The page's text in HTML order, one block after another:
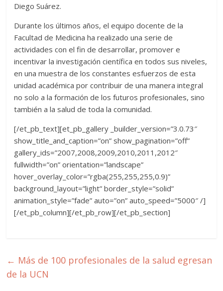
Diego Suárez.
Durante los últimos años, el equipo docente de la
Facultad de Medicina ha realizado una serie de
actividades con el fin de desarrollar, promover e
incentivar la investigación científica en todos sus niveles,
en una muestra de los constantes esfuerzos de esta
unidad académica por contribuir de una manera integral
no solo a la formación de los futuros profesionales, sino
también a la salud de toda la comunidad.
[/et_pb_text][et_pb_gallery _builder_version=”3.0.73″
show_title_and_caption=”on” show_pagination=”off”
gallery_ids=”2007,2008,2009,2010,2011,2012″
fullwidth=”on” orientation=”landscape”
hover_overlay_color=”rgba(255,255,255,0.9)”
background_layout=”light” border_style=”solid”
animation_style=”fade” auto=”on” auto_speed=”5000″ /]
[/et_pb_column][/et_pb_row][/et_pb_section]
← Más de 100 profesionales de la salud egresan
de la UCN